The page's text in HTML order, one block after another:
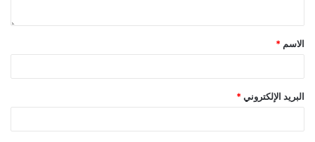
الاسم *
البريد الإلكتروني *